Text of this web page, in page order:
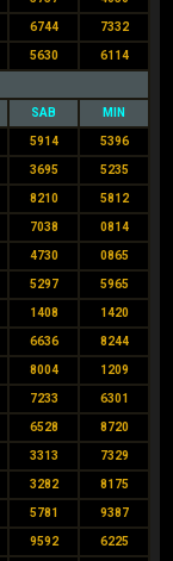
6744 7332
5630 6114
SAB MIN
5914 5396
3695 5235
8210 5812
7038 0814
4730 0865
5297 5965
1408 1420
6636 8244
8004 1209
7233 6301
6528 8720
3313 7329
3282 8175
5781 9387
9592 6225